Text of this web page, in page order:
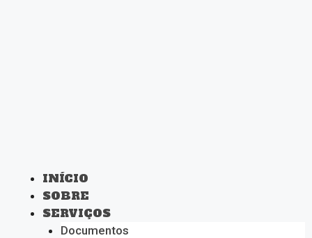
INÍCIO
SOBRE
SERVIÇOS
Documentos